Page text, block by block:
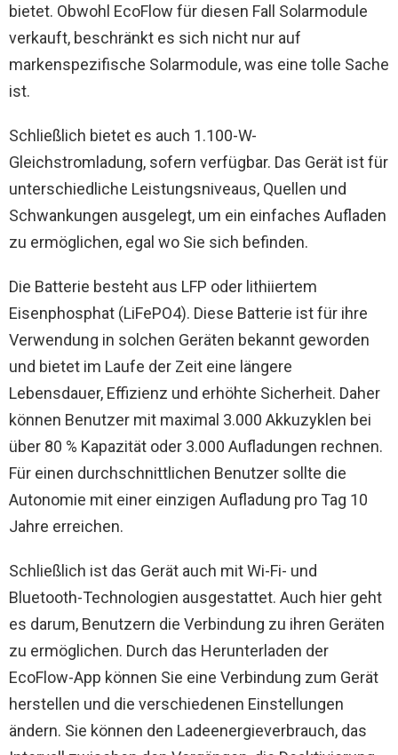
bietet. Obwohl EcoFlow für diesen Fall Solarmodule
verkauft, beschränkt es sich nicht nur auf
markenspezifische Solarmodule, was eine tolle Sache
ist.
Schließlich bietet es auch 1.100-W-
Gleichstromladung, sofern verfügbar. Das Gerät ist für
unterschiedliche Leistungsniveaus, Quellen und
Schwankungen ausgelegt, um ein einfaches Aufladen
zu ermöglichen, egal wo Sie sich befinden.
Die Batterie besteht aus LFP oder lithiiertem
Eisenphosphat (LiFePO4). Diese Batterie ist für ihre
Verwendung in solchen Geräten bekannt geworden
und bietet im Laufe der Zeit eine längere
Lebensdauer, Effizienz und erhöhte Sicherheit. Daher
können Benutzer mit maximal 3.000 Akkuzyklen bei
über 80 % Kapazität oder 3.000 Aufladungen rechnen.
Für einen durchschnittlichen Benutzer sollte die
Autonomie mit einer einzigen Aufladung pro Tag 10
Jahre erreichen.
Schließlich ist das Gerät auch mit Wi-Fi- und
Bluetooth-Technologien ausgestattet. Auch hier geht
es darum, Benutzern die Verbindung zu ihren Geräten
zu ermöglichen. Durch das Herunterladen der
EcoFlow-App können Sie eine Verbindung zum Gerät
herstellen und die verschiedenen Einstellungen
ändern. Sie können den Ladeenergieverbrauch, das